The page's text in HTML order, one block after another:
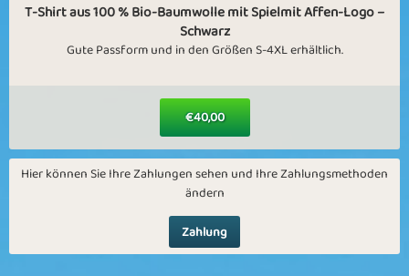
T-Shirt aus 100 % Bio-Baumwolle mit Spielmit Affen-Logo –
Schwarz
Gute Passform und in den Größen S-4XL erhältlich.
€40,00
Hier können Sie Ihre Zahlungen sehen und Ihre Zahlungsmethoden
ändern
Zahlung